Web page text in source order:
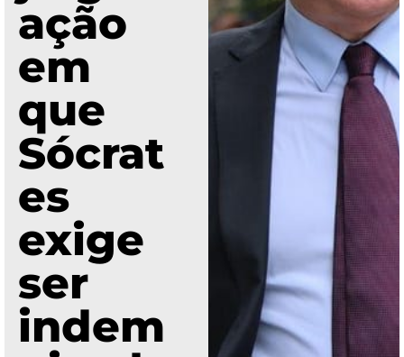
ação
em
que
Sócrat
es
exige
ser
indem